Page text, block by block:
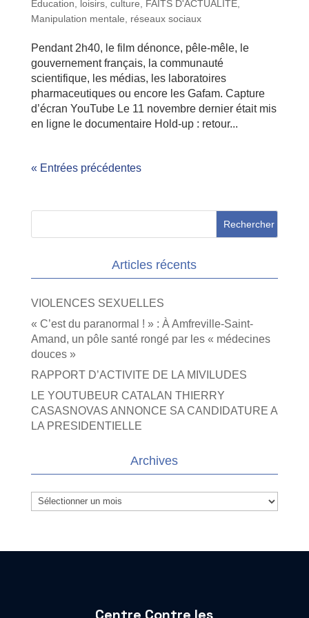
Education, loisirs, culture FAITS D'ACTUALITE,
Manipulation mentale
réseaux sociaux
Pendant 2h40, le film dénonce, pêle-mêle, le
gouvernement français, la communauté
scientifique, les médias, les laboratoires
pharmaceutiques ou encore les Gafam. Capture
d’écran YouTube Le 11 novembre dernier était mis
en ligne le documentaire Hold-up : retour...
« Entrées précédentes
Articles récents
VIOLENCES SEXUELLES
« C’est du paranormal ! » : À Amfreville-Saint-
Amand, un pôle santé rongé par les « médecines
douces »
RAPPORT D’ACTIVITE DE LA MIVILUDES
LE YOUTUBEUR CATALAN THIERRY
CASASNOVAS ANNONCE SA CANDIDATURE A
LA PRESIDENTIELLE
Archives
Archives